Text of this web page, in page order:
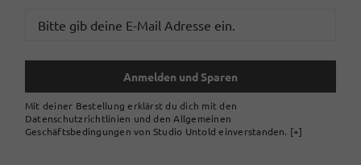
Anmelden und Sparen
Mit deiner Bestellung erklärst du dich mit den
Datenschutzrichtlinien und den Allgemeinen
Geschäftsbedingungen von Studio Untold einverstanden. [+]